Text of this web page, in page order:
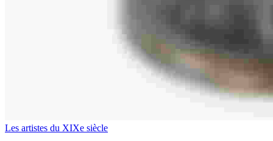
Les artistes du XIXe siècle